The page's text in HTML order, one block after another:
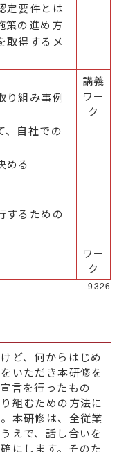
定要件とは
策の進め方
取得するメ
り組み事例
、自社での
める
するための
講義
ワー
ク
ワー
ク
9326
ど、何からはじめ
いただき本研修を
言を行ったもの
組むための方法に
本研修は、全従業
えで、話し合いを
にします。そのた